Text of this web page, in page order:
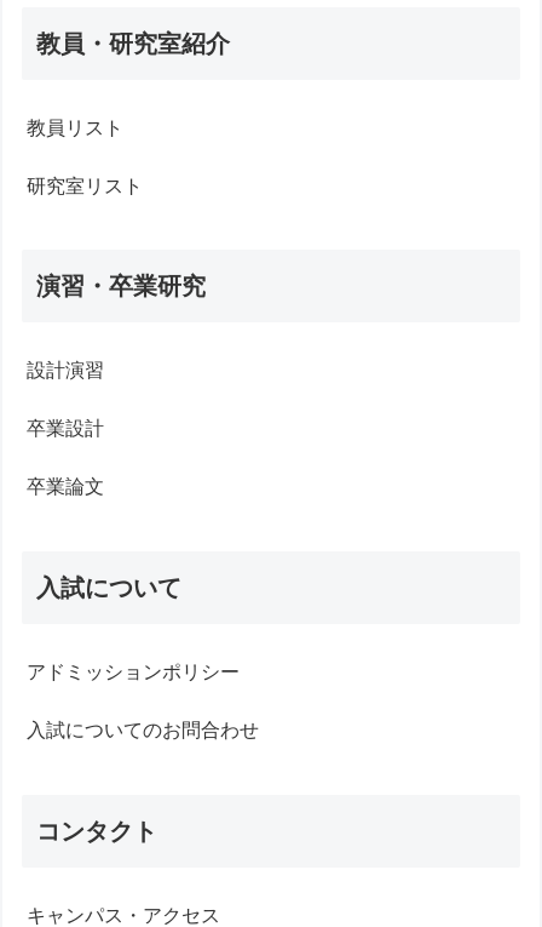
教員・研究室紹介
教員リスト
研究室リスト
演習・卒業研究
設計演習
卒業設計
卒業論文
入試について
アドミッションポリシー
入試についてのお問合わせ
コンタクト
キャンパス・アクセス